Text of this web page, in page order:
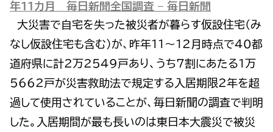
年11カ月 毎日新聞全国調査 – 毎日新聞
大災害で自宅を失った被災者が暮らす仮設住宅（み
なし仮設住宅も含む）が、昨年11～12月時点で40都
道府県に計2万2549戸あり、うち7割にあたる1万
5662戸が災害救助法で規定する入居期限2年を超
過して使用されていることが、毎日新聞の調査で判明
した。入居期間が最も長いのは東日本大震災で被災